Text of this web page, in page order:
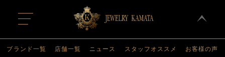
t
o
g
l
ブランド一覧 店舗一覧 ニュース スタッフオススメ お客様の声